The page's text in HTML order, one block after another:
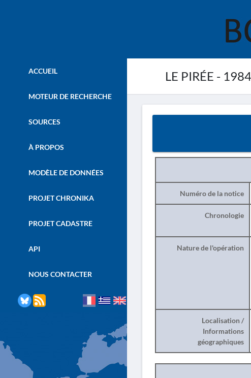
LE PIRÉE - 1984
ACCUEIL
MOTEUR DE RECHERCHE
SOURCES
À PROPOS
MODÈLE DE DONNÉES
PROJET CHRONIKA
PROJET CADASTRE
API
NOUS CONTACTER
Numéro de la notice
Chronologie
Nature de l'opération
Localisation /
Informations
géographiques